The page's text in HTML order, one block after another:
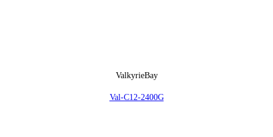
ValkyrieBay
Val-C12-2400G